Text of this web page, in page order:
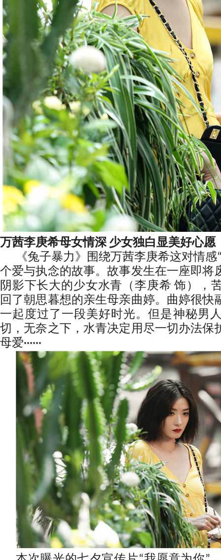
万茜李庚希母女情深 少女独白显美好心愿
《兔子暴力》围绕万茜李庚希这对情
个爱与执念的故事。故事发生在一座即将
阴影下长大的少女水青（李庚希 饰），
回了朝思暮想的亲生母亲曲婷。曲婷很快
一起度过了一段美好时光。但是神秘男
切，无奈之下，水青决定用尽一切办法保
母爱······